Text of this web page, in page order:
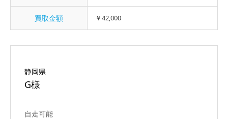
買取金額 ￥42,000
静岡県
G様
自走可能